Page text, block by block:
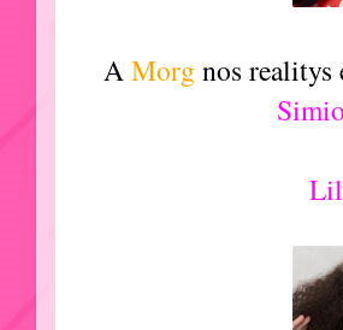
AMorgnos realitys